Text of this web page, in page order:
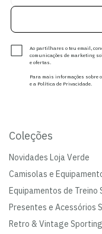
Ao partilhares o teu email,
comunicações de marketing
e ofertas.
Para mais informações sobre
e a Política de Privacidade.
Coleções
Novidades Loja Verde
Camisolas e
Equipamentos de Treino
Presentes e Acessórios
Retro & Vintage Sporting